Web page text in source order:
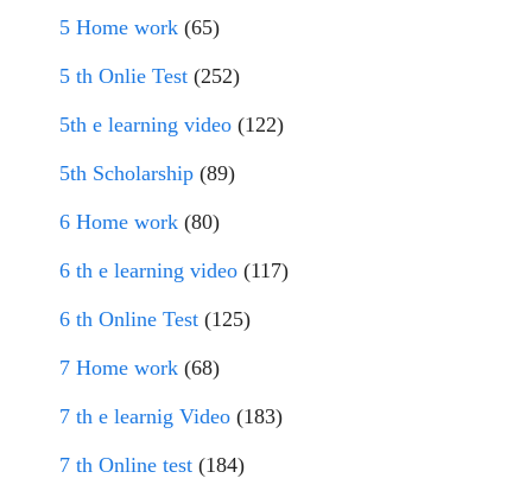
5 Home work (65)
5 th Onlie Test (252)
5th e learning video (122)
5th Scholarship (89)
6 Home work (80)
6 th e learning video (117)
6 th Online Test (125)
7 Home work (68)
7 th e learnig Video (183)
7 th Online test (184)